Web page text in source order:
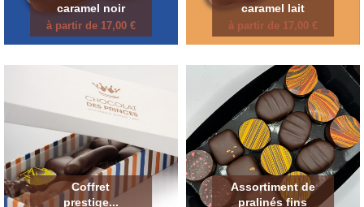
caramel noir
à partir de 17,00 €
caramel lait
à partir de 17,00 €
Coffret
prestige...
Assortiment de
pralinés fins